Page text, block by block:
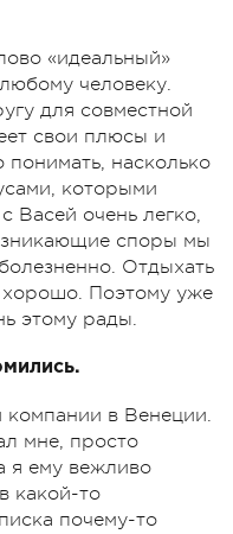
«идеальный»
человеку.
для совместной
свои плюсы и
насколько
которыми
Васей очень легко,
споры мы
Отдыхать
Поэтому уже
этому рады.
в Венеции.
мне, просто
я ему вежливо
какой-то
почему-то